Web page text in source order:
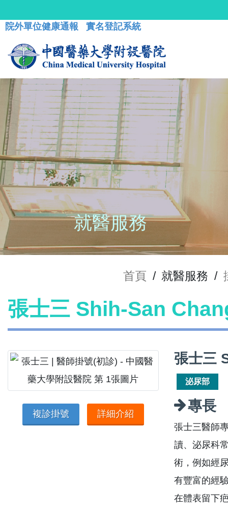
院外單位健康通報 實名登記系統
就醫服務
首頁 / 就醫服務 /
張士三 Shih-San
複診掛號 詳細介紹
張士三
泌尿部
專長
張士三醫師
讀、泌尿科
術，例如經
有豐富的經
在體表留下